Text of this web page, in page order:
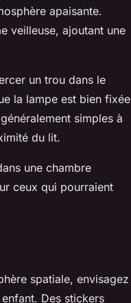
apaisante.
veilleuse, ajoutant une
un trou dans le
la lampe est bien fixée
simples à
du lit.
une chambre
ceux qui pourraient
spatiale, envisagez
Des stickers